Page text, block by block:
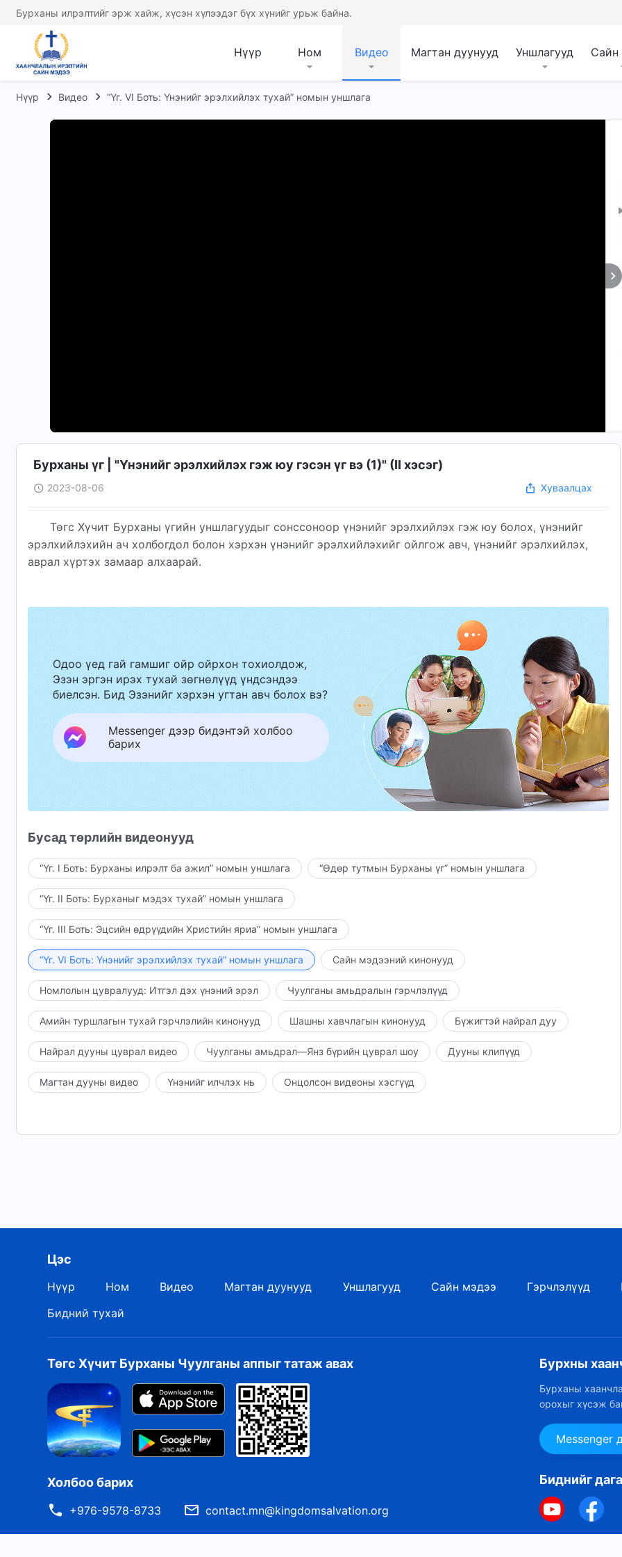
Бурханы илрэлтийг эрж хайж, хүсэн хүлээдэг бүх хүнийг урьж байна.
Нүүр Ном Видео Магтан дуунууд Уншлагууд Сайн
Нүүр Видео “Үг. VI Боть: Үнэнийг эрэлхийлэх тухай” номын уншлага
Бурханы үг | "Үнэнийг эрэлхийлэх гэж юу гэсэн үг вэ (1)" (II хэсэг)
2023-08-06 Хуваалцах
Төгс Хүчит Бурханы үгийн уншлагуудыг сонссоноор үнэнийг эрэлхийлэх гэж юу болох, үнэнийг
эрэлхийлэхийн ач холбогдол болон хэрхэн үнэнийг эрэлхийлэхийг ойлгож авч, үнэнийг эрэлхийлэх,
аврал хүртэх замаар алхаарай.
Одоо үед гай гамшиг ойр ойрхон тохиолдож,
Эзэн эргэн ирэх тухай зөгнөлүүд үндсэндээ
биелсэн. Бид Эзэнийг хэрхэн угтан авч болох вэ?
Messenger дээр бидэнтэй холбоо
барих
Бусад төрлийн видеонууд
“Үг. I Боть: Бурханы илрэлт ба ажил” номын уншлага “Өдөр тутмын Бурханы үг” номын уншлага
“Үг. II Боть: Бурханыг мэдэх тухай” номын уншлага
“Үг. III Боть: Эцсийн өдрүүдийн Христийн яриа” номын уншлага
“Үг. VI Боть: Үнэнийг эрэлхийлэх тухай” номын уншлага Сайн мэдээний кинонууд
Номлолын цувралууд: Итгэл дэх үнэний эрэл Чуулганы амьдралын гэрчлэлүүд
Амийн туршлагын тухай гэрчлэлийн кинонууд Шашны хавчлагын кинонууд Бүжигтэй найрал дуу
Найрал дууны цуврал видео Чуулганы амьдрал—Янз бүрийн цуврал шоу Дууны клипүүд
Магтан дууны видео Үнэнийг илчлэх нь Онцолсон видеоны хэсгүүд
Цэс
Нүүр Ном Видео Магтан дуунууд Уншлагууд Сайн мэдээ Гэрчлэлүүд
Бидний тухай
Төгс Хүчит Бурханы Чуулганы аппыг татаж авах
Холбоо барих
+976-9578-8733 contact.mn@kingdomsalvation.org
Бурхны
Бурханы
орохыг хүсэж
Messenger
Биднийг